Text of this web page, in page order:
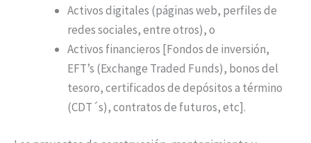
Activos digitales (páginas web, perfiles de
redes sociales, entre otros), o
Activos financieros [Fondos de inversión,
EFT’s (Exchange Traded Funds), bonos del
tesoro, certificados de depósitos a término
(CDT´s), contratos de futuros, etc].